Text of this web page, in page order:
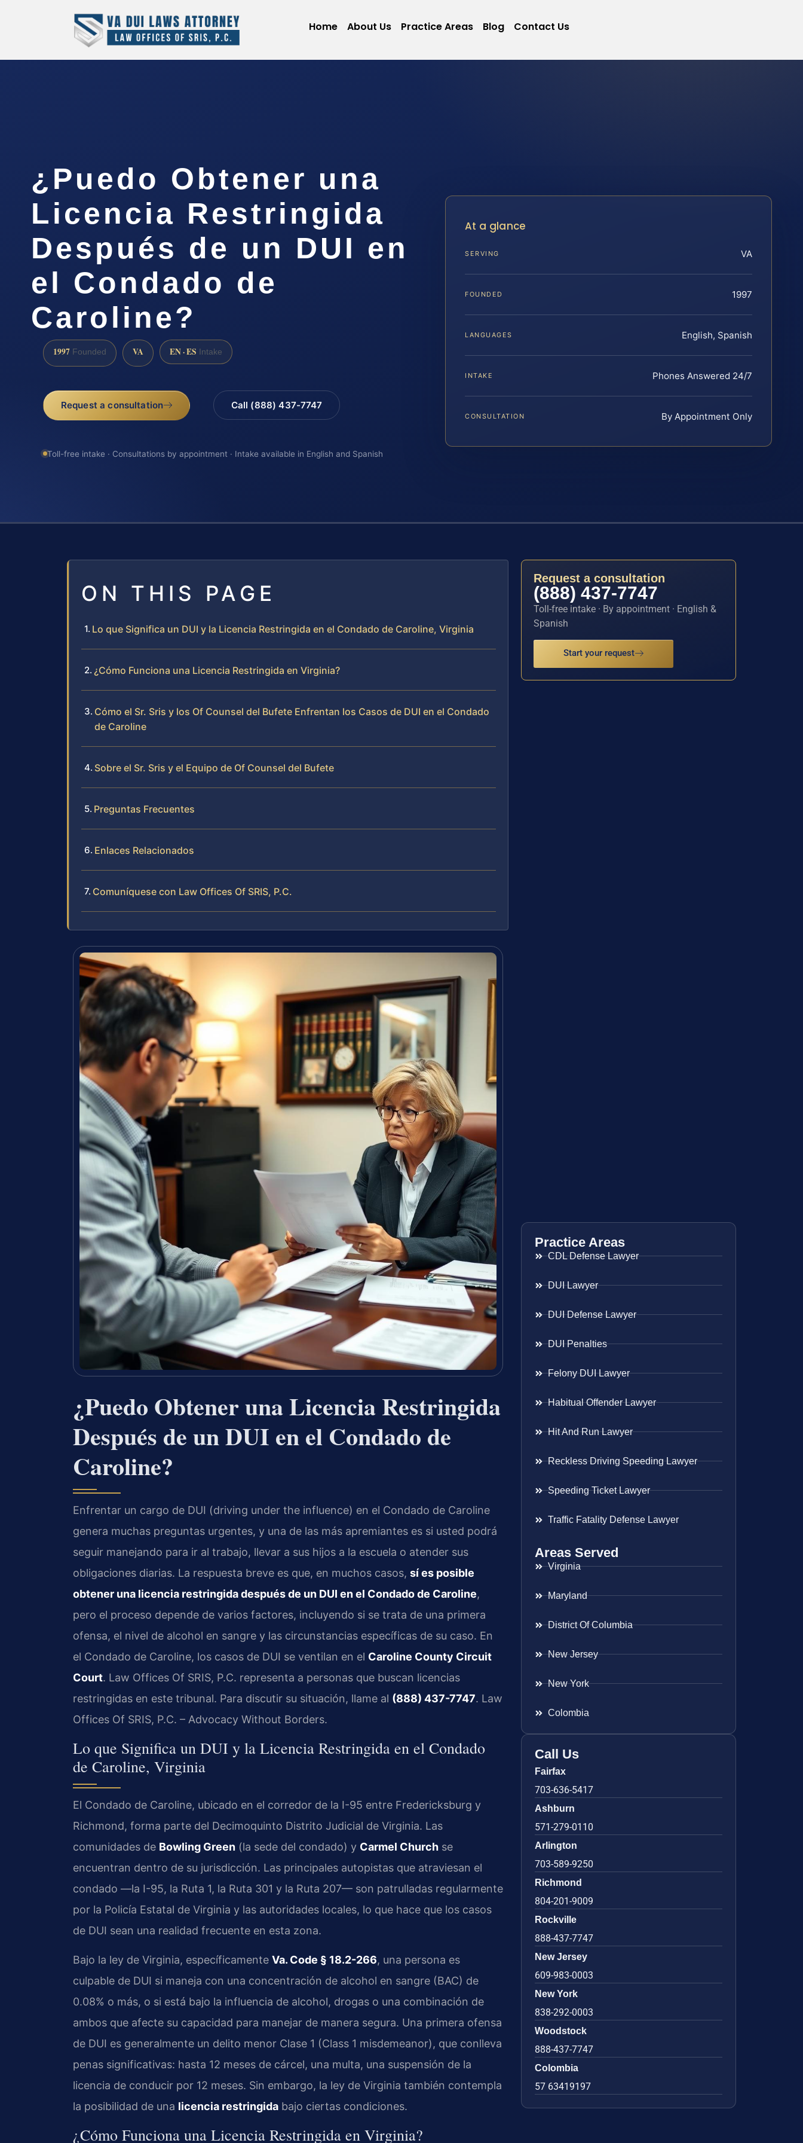
Home About Us Practice Areas Blog Contact Us
¿Puedo Obtener una
Licencia Restringida
Después de un DUI en
el Condado de
Caroline?
1997 Founded VA EN · ES Intake
Request a consultation Call (888) 437-7747
Toll-free intake · Consultations by appointment · Intake available in English and Spanish
At a glance
SERVING VA
FOUNDED 1997
LANGUAGES English, Spanish
INTAKE Phones Answered 24/7
CONSULTATION By Appointment Only
ON THIS PAGE
Lo que Significa un DUI y la Licencia Restringida en el Condado de Caroline, Virginia
¿Cómo Funciona una Licencia Restringida en Virginia?
Cómo el Sr. Sris y los Of Counsel del Bufete Enfrentan los Casos de DUI en el Condado
de Caroline
Sobre el Sr. Sris y el Equipo de Of Counsel del Bufete
Preguntas Frecuentes
Enlaces Relacionados
Comuníquese con Law Offices Of SRIS, P.C.
¿Puedo Obtener una Licencia Restringida
Después de un DUI en el Condado de
Caroline?
Enfrentar un cargo de DUI (driving under the influence) en el Condado de Caroline
genera muchas preguntas urgentes, y una de las más apremiantes es si usted podrá
seguir manejando para ir al trabajo, llevar a sus hijos a la escuela o atender sus
obligaciones diarias. La respuesta breve es que, en muchos casos, sí es posible
obtener una licencia restringida después de un DUI en el Condado de Caroline,
pero el proceso depende de varios factores, incluyendo si se trata de una primera
ofensa, el nivel de alcohol en sangre y las circunstancias específicas de su caso. En
el Condado de Caroline, los casos de DUI se ventilan en el Caroline County Circuit
Court. Law Offices Of SRIS, P.C. representa a personas que buscan licencias
restringidas en este tribunal. Para discutir su situación, llame al (888) 437-7747. Law
Offices Of SRIS, P.C. – Advocacy Without Borders.
Lo que Significa un DUI y la Licencia Restringida en el Condado
de Caroline, Virginia
El Condado de Caroline, ubicado en el corredor de la I-95 entre Fredericksburg y
Richmond, forma parte del Decimoquinto Distrito Judicial de Virginia. Las
comunidades de Bowling Green (la sede del condado) y Carmel Church se
encuentran dentro de su jurisdicción. Las principales autopistas que atraviesan el
condado —la I-95, la Ruta 1, la Ruta 301 y la Ruta 207— son patrulladas regularmente
por la Policía Estatal de Virginia y las autoridades locales, lo que hace que los casos
de DUI sean una realidad frecuente en esta zona.
Bajo la ley de Virginia, específicamente Va. Code § 18.2-266, una persona es
culpable de DUI si maneja con una concentración de alcohol en sangre (BAC) de
0.08% o más, o si está bajo la influencia de alcohol, drogas o una combinación de
ambos que afecte su capacidad para manejar de manera segura. Una primera ofensa
de DUI es generalmente un delito menor Clase 1 (Class 1 misdemeanor), que conlleva
penas significativas: hasta 12 meses de cárcel, una multa, una suspensión de la
licencia de conducir por 12 meses. Sin embargo, la ley de Virginia también contempla
la posibilidad de una licencia restringida bajo ciertas condiciones.
¿Cómo Funciona una Licencia Restringida en Virginia?
Request a consultation
(888) 437-7747
Toll-free intake · By appointment · English &
Spanish
Start your request
Practice Areas
CDL Defense Lawyer
DUI Lawyer
DUI Defense Lawyer
DUI Penalties
Felony DUI Lawyer
Habitual Offender Lawyer
Hit And Run Lawyer
Reckless Driving Speeding Lawyer
Speeding Ticket Lawyer
Traffic Fatality Defense Lawyer
Areas Served
Virginia
Maryland
District Of Columbia
New Jersey
New York
Colombia
Call Us
Fairfax
703-636-5417
Ashburn
571-279-0110
Arlington
703-589-9250
Richmond
804-201-9009
Rockville
888-437-7747
New Jersey
609-983-0003
New York
838-292-0003
Woodstock
888-437-7747
Colombia
57 63419197